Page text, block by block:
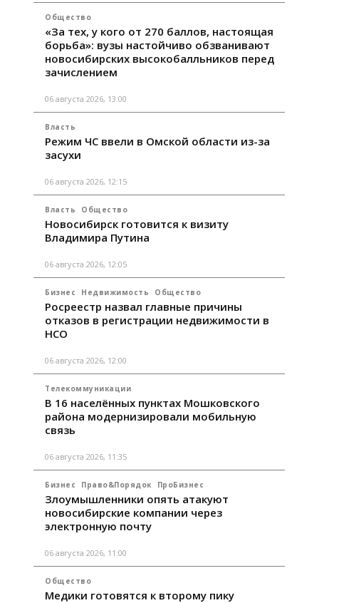
Общество
«За тех, у кого от 270 баллов, настоящая
борьба»: вузы настойчиво обзванивают
новосибирских высокобалльников перед
зачислением
06 августа 2026, 13:00
Власть
Режим ЧС ввели в Омской области из-за
засухи
06 августа 2026, 12:15
Власть Общество
Новосибирск готовится к визиту
Владимира Путина
06 августа 2026, 12:05
Бизнес Недвижимость Общество
Росреестр назвал главные причины
отказов в регистрации недвижимости в
НСО
06 августа 2026, 12:00
Телекоммуникации
В 16 населённых пунктах Мошковского
района модернизировали мобильную
связь
06 августа 2026, 11:35
Бизнес Право&Порядок ПроБизнес
Злоумышленники опять атакуют
новосибирские компании через
электронную почту
06 августа 2026, 11:00
Общество
Медики готовятся к второму пику